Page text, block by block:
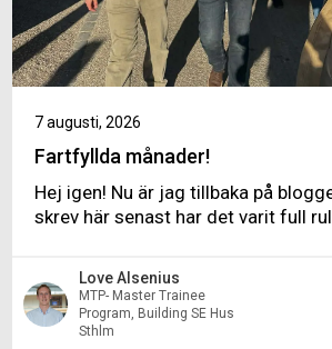
7 augusti, 2026
Fartfyllda månader!
Hej igen! Nu är jag tillbaka på
skrev här senast har det varit full
Love Alsenius
MTP- Master Trainee
Program, Building SE Hus
Sthlm